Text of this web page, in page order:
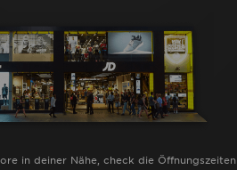
in deiner Nähe, check die Öffnungszeiten